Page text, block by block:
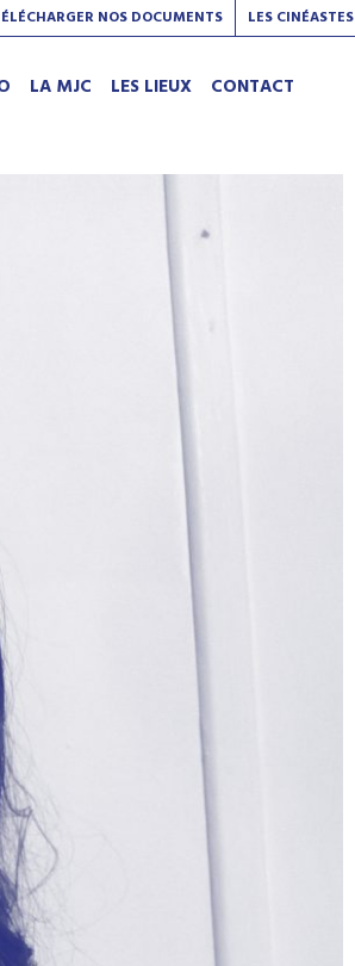
NOS DOCUMENTS LES CINÉASTES
LA MJC LES LIEUX CONTACT